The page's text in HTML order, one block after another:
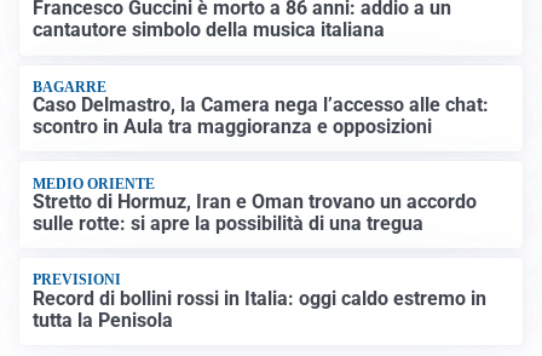
Francesco Guccini è morto a 86 anni: addio a un
cantautore simbolo della musica italiana
BAGARRE
Caso Delmastro, la Camera nega l’accesso alle chat:
scontro in Aula tra maggioranza e opposizioni
MEDIO ORIENTE
Stretto di Hormuz, Iran e Oman trovano un accordo
sulle rotte: si apre la possibilità di una tregua
PREVISIONI
Record di bollini rossi in Italia: oggi caldo estremo in
tutta la Penisola